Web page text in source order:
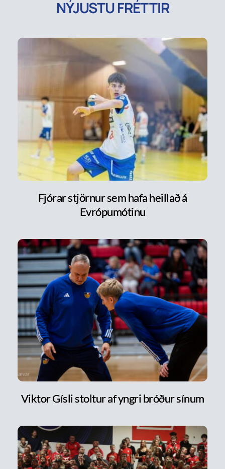
NÝJUSTU FRÉTTIR
Fjórar stjörnur sem hafa heillað á
Evrópumótinu
Viktor Gísli stoltur af yngri bróður sínum